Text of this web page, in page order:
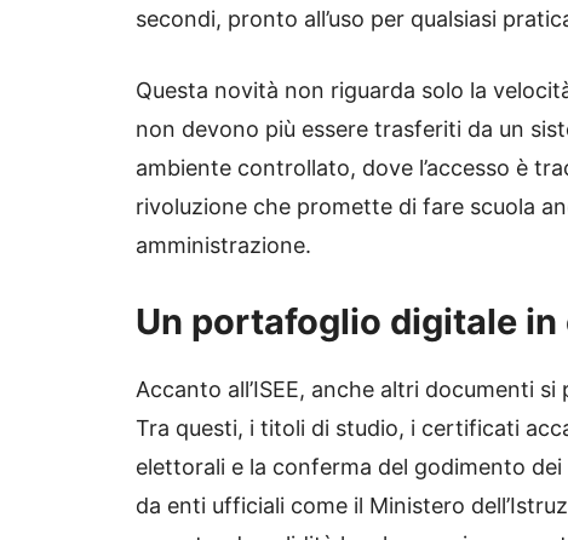
secondi, pronto all’uso per qualsiasi
Questa novità non riguarda solo la
non devono più essere trasferiti da un
ambiente controllato, dove l’accesso è
rivoluzione che promette di fare scuola
amministrazione.
Un portafoglio digitale
Accanto all’ISEE, anche altri documenti
Tra questi, i titoli di studio, i certificati
elettorali e la conferma del godimento
da enti ufficiali come il Ministero